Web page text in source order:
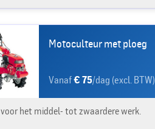
Motoculteur met ploeg
Vanaf€ 75/dag (excl. BTW)
het middel- tot zwaardere werk.